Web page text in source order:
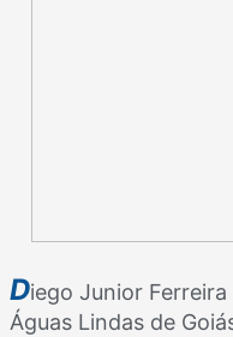
Diego Junior
Águas Lindas de